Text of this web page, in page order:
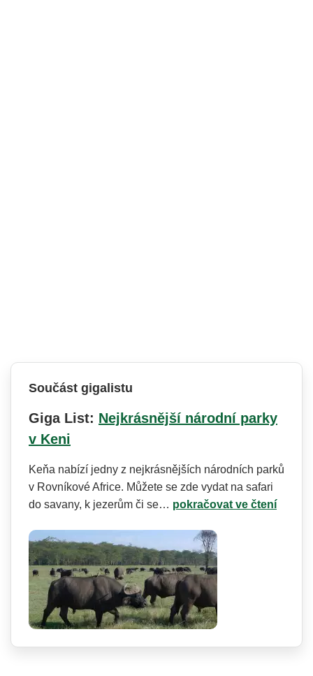
Součást gigalistu
Giga List: Nejkrásnější národní parky
v Keni
Keňa nabízí jedny z nejkrásnějších národních parků
v Rovníkové Africe. Můžete se zde vydat na safari
do savany, k jezerům či se… pokračovat ve čtení